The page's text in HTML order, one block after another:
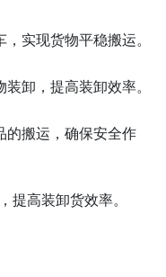
实现货物平稳搬运。
卸，提高装卸效率。
的搬运，确保安全作
提高装卸货效率。